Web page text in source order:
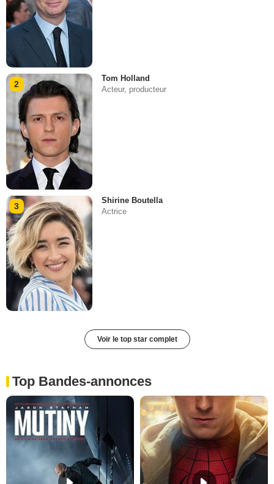
2
Tom Holland
Acteur, producteur
3
Shirine Boutella
Actrice
Voir le top star complet
Top Bandes-annonces